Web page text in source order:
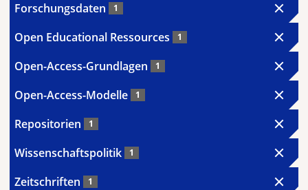
Forschungsdaten 1
Open Educational Ressources 1
Open-Access-Grundlagen 1
Open-Access-Modelle 1
Repositorien 1
Wissenschaftspolitik 1
Zeitschriften 1